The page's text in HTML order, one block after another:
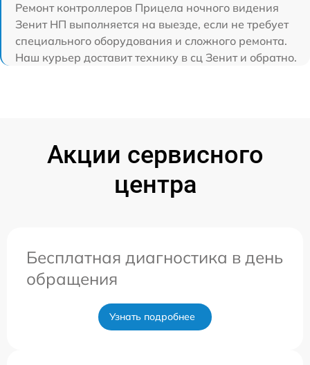
Ремонт контроллеров Прицела ночного видения
Зенит НП выполняется на выезде, если не требует
специального оборудования и сложного ремонта.
Наш курьер доставит технику в сц Зенит и обратно.
Акции сервисного
центра
Бесплатная диагностика в день
обращения
Узнать подробнее